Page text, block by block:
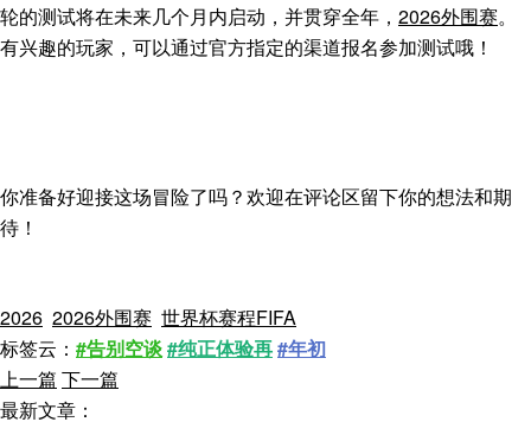
轮的测试将在未来几个月内启动，并贯穿全年， 2026外围赛。
有兴趣的玩家，可以通过官方指定的渠道报名参加测试哦！
你准备好迎接这场冒险了吗？欢迎在评论区留下你的想法和期
待！
2026 2026外围赛 世界杯赛程FIFA
标签云： #告别空谈#纯正体验再#年初
上一篇 下一篇
最新文章：